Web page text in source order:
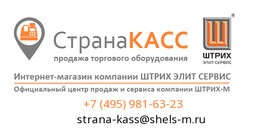
+7 (495) 981-63-23
strana-kass@shels-m.ru